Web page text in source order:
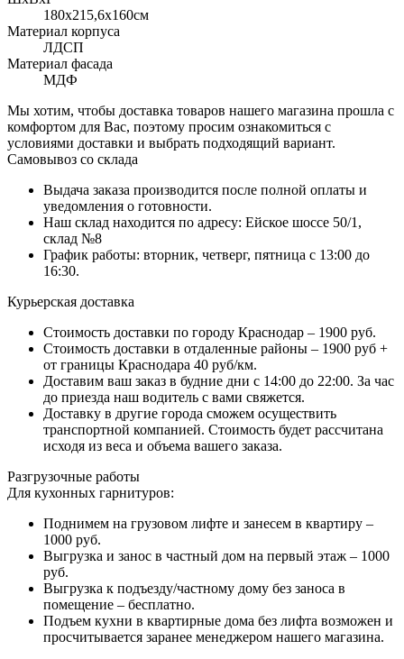
180x215,6х160см
Материал корпуса
ЛДСП
Материал фасада
МДФ
Мы хотим, чтобы доставка товаров нашего магазина прошла с
комфортом для Вас, поэтому просим ознакомиться с
условиями доставки и выбрать подходящий вариант.
Самовывоз со склада
Выдача заказа производится после полной оплаты и
уведомления о готовности.
Наш склад находится по адресу: Ейское шоссе 50/1,
склад №8
График работы: вторник, четверг, пятница с 13:00 до
16:30.
Курьерская доставка
Стоимость доставки по городу Краснодар – 1900 руб.
Стоимость доставки в отдаленные районы – 1900 руб +
от границы Краснодара 40 руб/км.
Доставим ваш заказ в будние дни с 14:00 до 22:00. За час
до приезда наш водитель с вами свяжется.
Доставку в другие города сможем осуществить
транспортной компанией. Стоимость будет рассчитана
исходя из веса и объема вашего заказа.
Разгрузочные работы
Для кухонных гарнитуров:
Поднимем на грузовом лифте и занесем в квартиру –
1000 руб.
Выгрузка и занос в частный дом на первый этаж – 1000
руб.
Выгрузка к подъезду/частному дому без заноса в
помещение – бесплатно.
Подъем кухни в квартирные дома без лифта возможен и
просчитывается заранее менеджером нашего магазина.